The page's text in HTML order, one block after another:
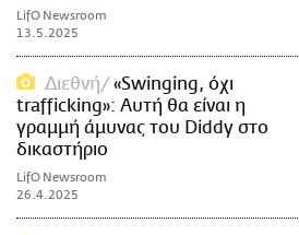
LifO Newsroom
13.5.2025
Διεθνή
«Swinging, όχι
trafficking»: Αυτή θα είναι η
γραμμή άμυνας του Diddy στο
δικαστήριο
LifO Newsroom
26.4.2025